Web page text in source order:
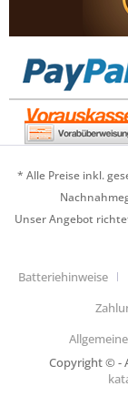
* Alle Preise inkl.
Unser Angebot
Batteriehinweise
Copyright © -